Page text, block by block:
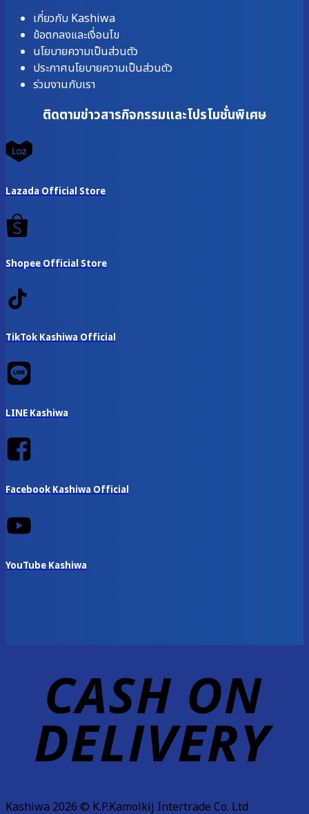
เกี่ยวกับ Kashiwa
ข้อตกลงและเงื่อนไข
นโยบายความเป็นส่วนตัว
ประกาศนโยบายความเป็นส่วนตัว
ร่วมงานกับเรา
ติดตามข่าวสารกิจกรรมและโปรโมชั่นพิเศษ
Lazada Official Store
Shopee Official Store
TikTok Kashiwa Official
LINE Kashiwa
Facebook Kashiwa Official
YouTube Kashiwa
Kashiwa 2026 © K.P.Kamolkij Intertrade Co. Ltd